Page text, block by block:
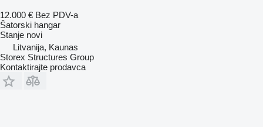
12.000 € Bez PDV-a
Šatorski hangar
Stanje novi
Litvanija, Kaunas
Storex Structures Group
Kontaktirajte prodavca